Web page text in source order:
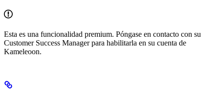
Esta es una funcionalidad premium. Póngase en contacto con su
Customer Success Manager para habilitarla en su cuenta de
Kameleoon.